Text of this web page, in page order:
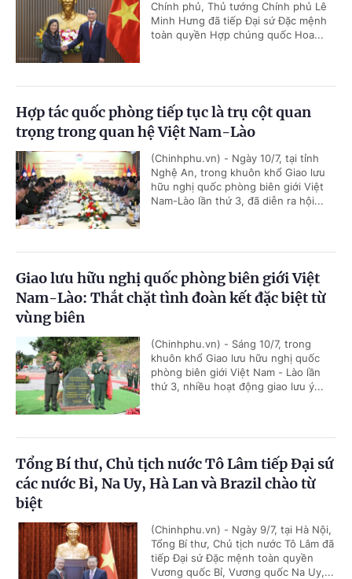
Chính phủ, Thủ tướng Chính phủ Lê
Minh Hưng đã tiếp Đại sứ Đặc mệnh
toàn quyền Hợp chúng quốc Hoa...
Hợp tác quốc phòng tiếp tục là trụ cột quan
trọng trong quan hệ Việt Nam-Lào
(Chinhphu.vn) - Ngày 10/7, tại tỉnh
Nghệ An, trong khuôn khổ Giao lưu
hữu nghị quốc phòng biên giới Việt
Nam-Lào lần thứ 3, đã diễn ra hội...
Giao lưu hữu nghị quốc phòng biên giới Việt
Nam-Lào: Thắt chặt tình đoàn kết đặc biệt từ
vùng biên
(Chinhphu.vn) - Sáng 10/7, trong
khuôn khổ Giao lưu hữu nghị quốc
phòng biên giới Việt Nam - Lào lần
thứ 3, nhiều hoạt động giao lưu ý...
Tổng Bí thư, Chủ tịch nước Tô Lâm tiếp Đại sứ
các nước Bỉ, Na Uy, Hà Lan và Brazil chào từ
biệt
(Chinhphu.vn) - Ngày 9/7, tại Hà Nội,
Tổng Bí thư, Chủ tịch nước Tô Lâm đã
tiếp Đại sứ Đặc mệnh toàn quyền
Vương quốc Bỉ, Vương quốc Na Uy,...